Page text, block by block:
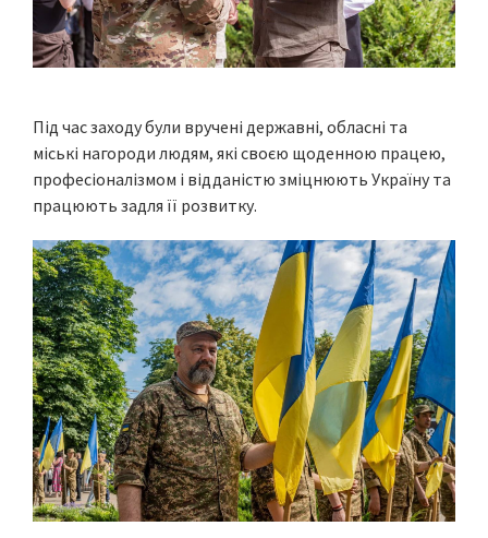
Під час заходу були вручені державні, обласні та
міські нагороди людям, які своєю щоденною працею,
професіоналізмом і відданістю зміцнюють Україну та
працюють задля її розвитку.